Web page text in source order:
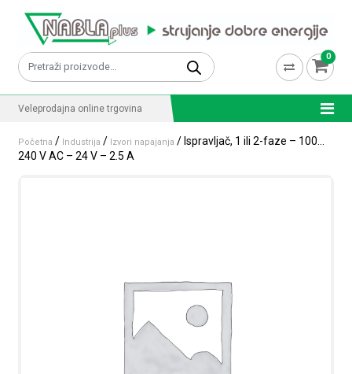
Pretraži: 0
Veleprodajna online trgovina
Početna / Industrija / Izvori napajanja / Ispravljač, 1 ili 2-faze – 100…
240 V AC – 24 V – 2.5 A